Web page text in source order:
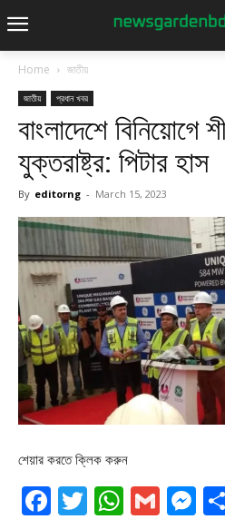
Home জাতীয়
জাতীয় প্রধান খবর
বাংলাদেশে বিনিয়োগে
যুক্তরাষ্ট্র: পিটার হাস
By editorng - March 15, 2023
শেয়ার করতে ক্লিক করুন
Facebook
Twitter